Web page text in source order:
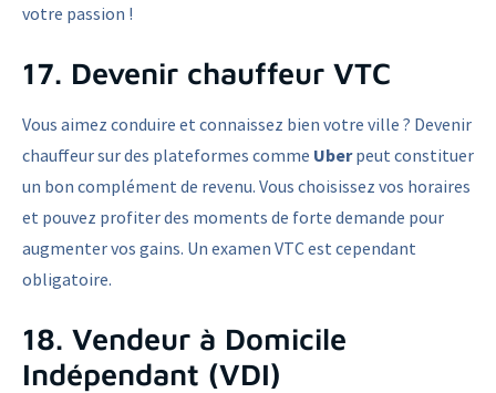
votre passion !
17. Devenir chauffeur VTC
Vous aimez conduire et connaissez bien votre ville ? Devenir
chauffeur sur des plateformes comme Uberpeut constituer
un bon complément de revenu. Vous choisissez vos horaires
et pouvez profiter des moments de forte demande pour
augmenter vos gains. Un examen VTC est cependant
obligatoire.
18. Vendeur à Domicile
Indépendant (VDI)